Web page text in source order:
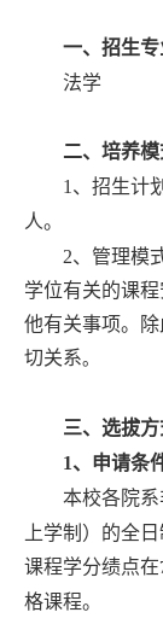
一、招生专
法学
二、培养模
1 、招生计
人。
2、管理模
学位有关的课
他有关事项。
切关系。
三、选拔方
1、申请条
本校各院
上学制）的全
课程学分绩点在
格课程。